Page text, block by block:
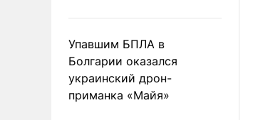
Упавшим БПЛА в
Болгарии оказался
украинский дрон-
приманка «Майя»